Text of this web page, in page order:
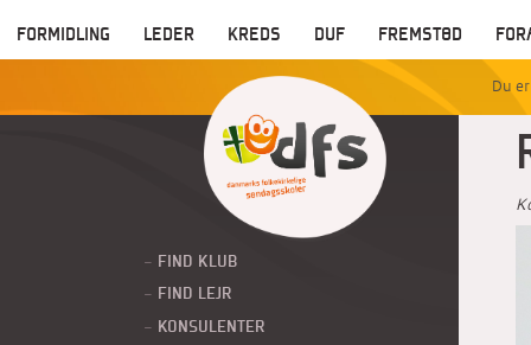
FORMIDLING LEDER KREDS DUF FREMSTØD
FIND KLUB
FIND LEJR
KONSULENTER